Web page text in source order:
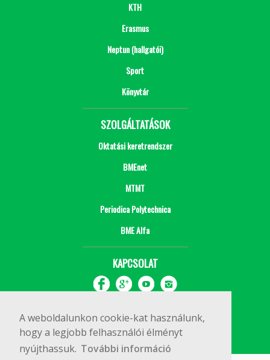
A weboldalunkon cookie-kat használunk,
hogy a legjobb felhasználói élményt
nyújthassuk. További információ
KTH
Erasmus
Neptun (hallgatói)
Sport
Könyvtár
SZOLGÁLTATÁSOK
Oktatási keretrendszer
BMEnet
MTMT
Periodica Polytechnica
BME Alfa
KAPCSOLAT